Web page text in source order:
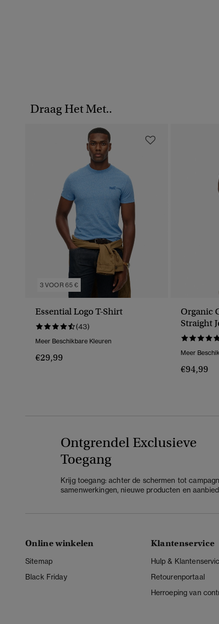
Draag Het Met..
3 VOOR 65 €
Essential Logo T-Shirt
(43)
Meer Beschikbare Kleuren
€29,99
Organic
Straight
Meer
€94,99
Ontgrendel Exclusieve
Toegang
Krijg toegang: achter de schermen tot
samenwerkingen, nieuwe producten en
Online winkelen
Sitemap
Black Friday
Klantenservice
Hulp &
Retourenportaal
Herroeping van